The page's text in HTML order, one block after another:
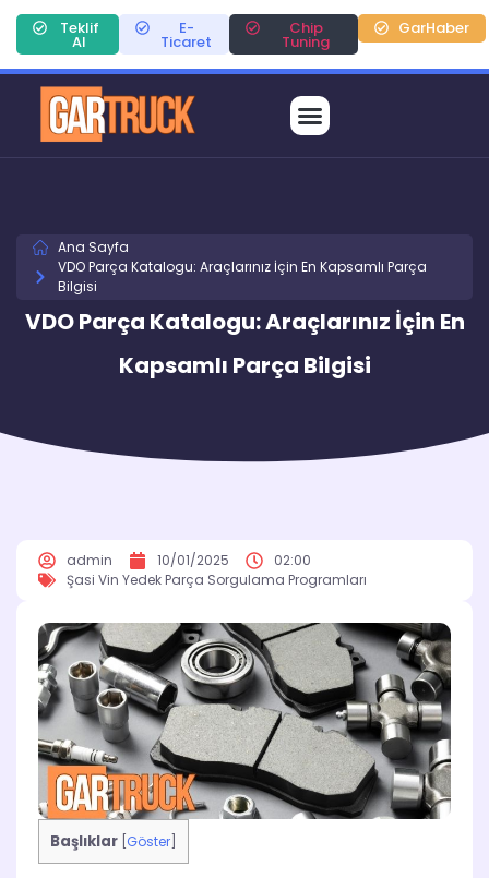
Teklif
Al
E-
Ticaret
Chip
Tuning
GarHaber
Ana Sayfa
VDO Parça Katalogu: Araçlarınız İçin En Kapsamlı Parça
Bilgisi
VDO Parça Katalogu: Araçlarınız İçin En
Kapsamlı Parça Bilgisi
admin 10/01/2025
02:00
Şasi Vin Yedek Parça Sorgulama Programları
Başlıklar Göster